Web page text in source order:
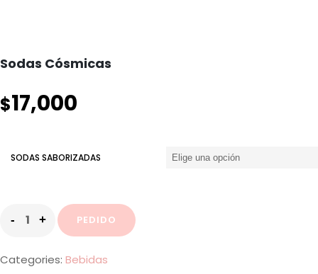
Sodas Cósmicas
$17,000
SODAS SABORIZADAS
PEDIDO
Categories: Bebidas